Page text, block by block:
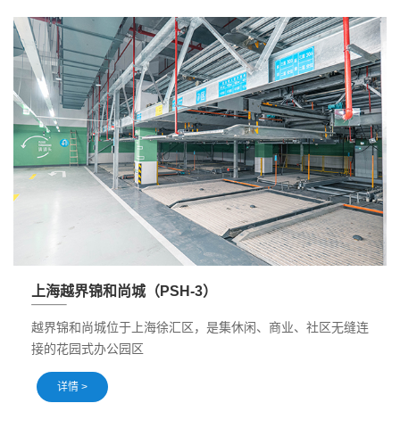
上海越界锦和尚城（PSH-3）
越界锦和尚城位于上海徐汇区，是集休闲、商业、社区无缝连
接的花园式办公园区
详情 >